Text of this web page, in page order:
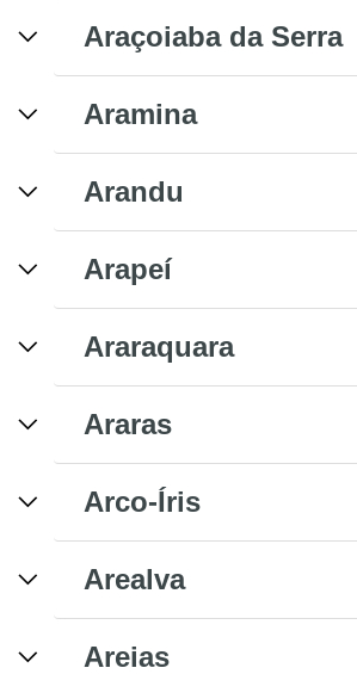
Araçoiaba da Serra
Aramina
Arandu
Arapeí
Araraquara
Araras
Arco-Íris
Arealva
Areias